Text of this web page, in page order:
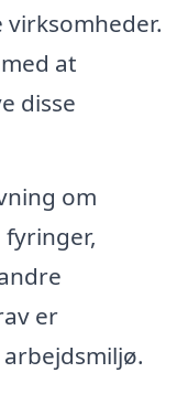
at
disse
om
er